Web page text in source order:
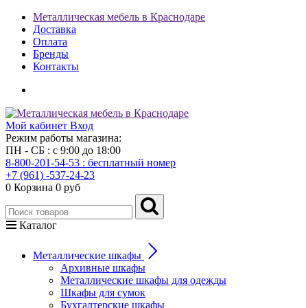
Металлическая мебель в Краснодаре
Доставка
Оплата
Бренды
Контакты
Мой кабинет Вход
Режим работы магазина:
ПН - СБ : с 9:00 до 18:00
8-800-201-54-53 : бесплатный номер
+7 (961) -537-24-23
0 Корзина 0 руб
Каталог
Металлические шкафы
Архивные шкафы
Металлические шкафы для одежды
Шкафы для сумок
Бухгалтерские шкафы